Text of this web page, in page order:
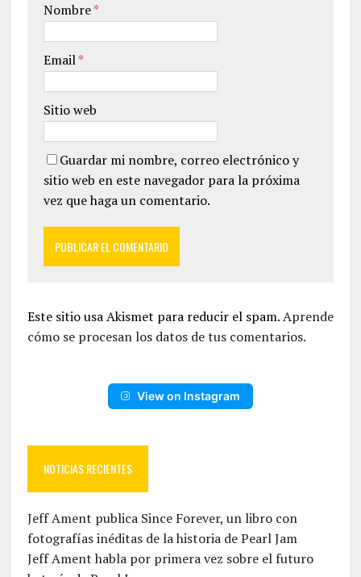
Nombre*
Email*
Sitio web
Guardar mi nombre, correo electrónico y
sitio web en este navegador para la próxima
vez que haga un comentario.
Este sitio usa Akismet para reducir el spam.Aprende
cómo se procesan los datos de tus comentarios.
View on Instagram
NOTICIAS RECIENTES
Jeff Ament publica Since Forever, un libro con
fotografías inéditas de la historia de Pearl Jam
Jeff Ament habla por primera vez sobre el futuro